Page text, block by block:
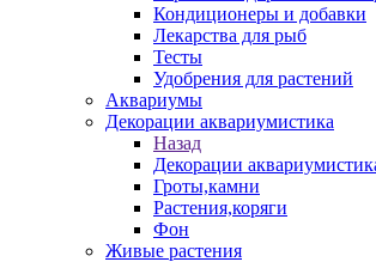
Кондиционеры и добавки
Лекарства для рыб
Тесты
Удобрения для растений
Аквариумы
Декорации аквариумистика
Назад
Декорации
Гроты,камни
Растения,коряги
Фон
Живые растения